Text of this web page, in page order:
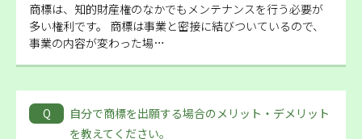
商標は、知的財産権のなかでもメンテナンスを行う必要が
多い権利です。 商標は事業と密接に結びついているので、
事業の内容が変わった場…
Q
自分で商標を出願する場合のメリット・デメリット
を教えてください。